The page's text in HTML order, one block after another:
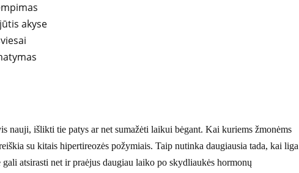
akyse
nauji, išlikti tie patys ar net sumažėti laikui bėgant. Kai kuriems žmonėms
su kitais hipertireozės požymiais. Taip nutinka daugiausia tada, kai liga
atsirasti net ir praėjus daugiau laiko po skydliaukės hormonų